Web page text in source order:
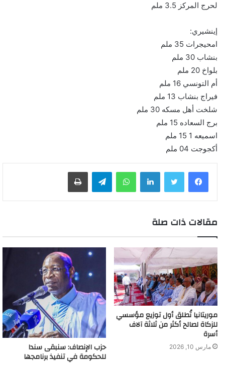
لحرج المركز 3.5 ملم
إينشيري:
امحيجرات 35 ملم
بنشاب 30 ملم
بلواخ 20 ملم
أم التونسي 16 ملم
فيراج بنشاب 13 ملم
شلخت أهل مسكه 30 ملم
برج السعاده 15 ملم
اسميعه 1 15 ملم
أكجوجت 04 ملم
لينكدإن واتساب
مقالات ذات صلة
موريتانيا تُطلق أول توزيع مؤسسي
للزكاة لصالح أكثر من ثلاثة آلاف
أسرة
مارس 10, 2026 حزب الإنصاف: سنبقى سندا
للحكومة في تنفيذ برنامجها